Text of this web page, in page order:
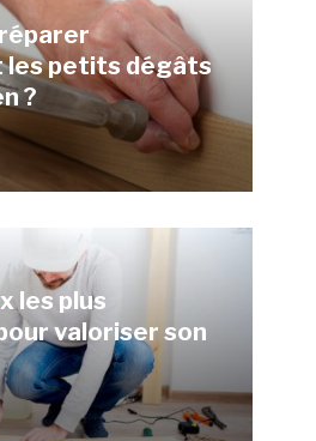
les petits dégâts
?
les plus
valoriser son